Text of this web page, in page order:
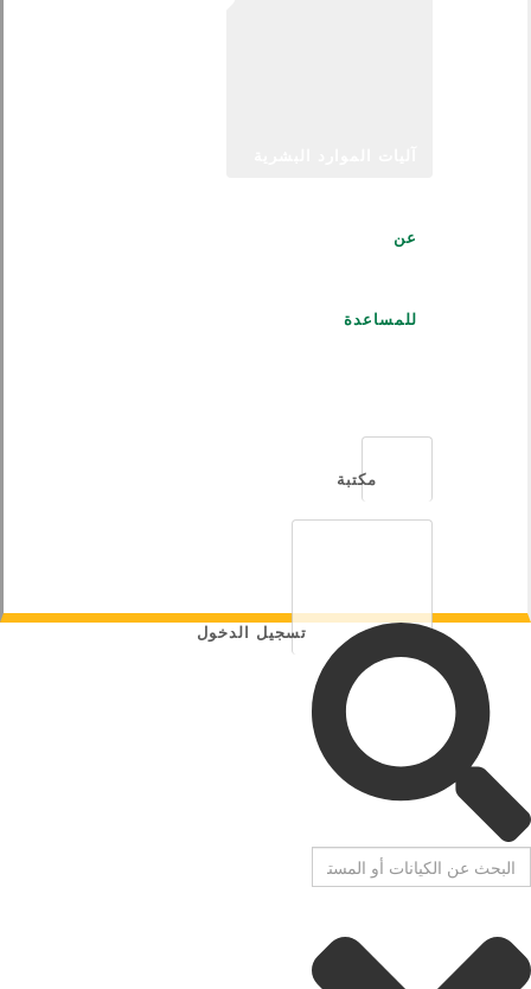
عن
للمساعدة
مكتبة
تسجيل الدخول